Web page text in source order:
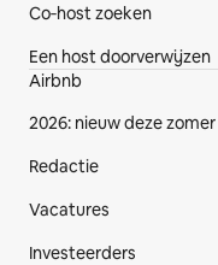
Co‑host zoeken
Een host doorverwijzen
Airbnb
2026: nieuw deze zomer
Redactie
Vacatures
Investeerders